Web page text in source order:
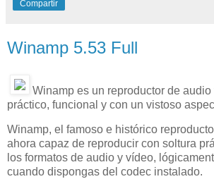
Compartir
Winamp 5.53 Full
Winamp es un reproductor de
práctico, funcional y con un vistoso
Winamp, el famoso e histórico
ahora capaz de reproducir con soltura
los formatos de audio y vídeo,
cuando dispongas del codec instalado.